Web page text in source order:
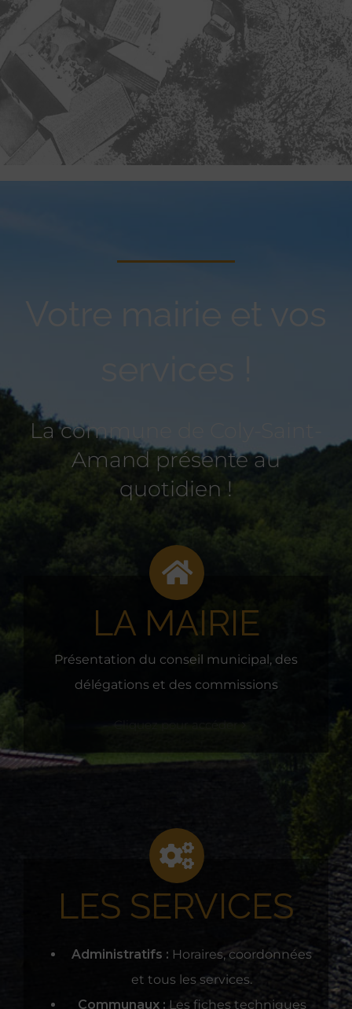
Votre mairie et vos
La commune de Coly-Saint-
Amand présente au
quotidien !
LA MAIRIE
Présentation du conseil municipal, des
délégations et des commissions
LES SERVICES
Administratifs :
Horaires, coordonnées
et tous les services.
Communaux :
Les fiches techniques